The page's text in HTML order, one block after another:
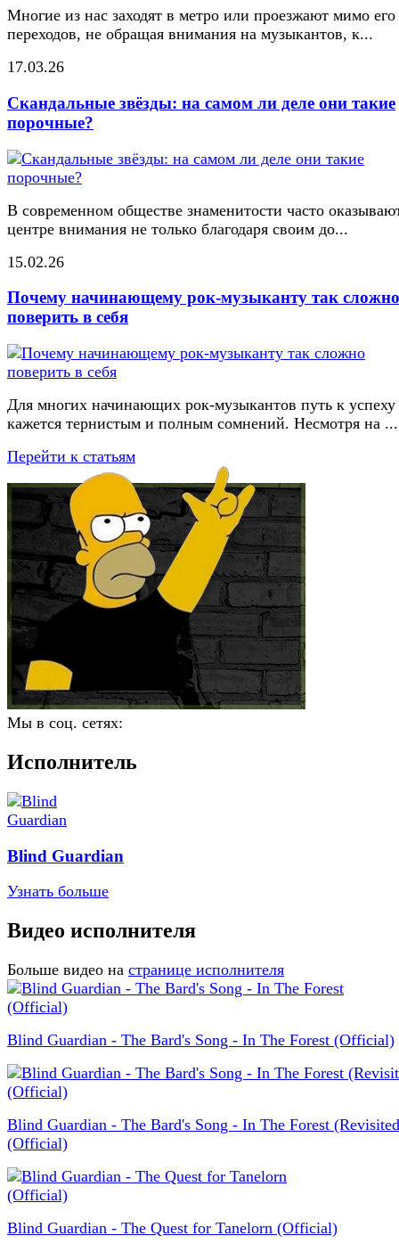
Многие из нас заходят в метро или проезжают мимо его
переходов, не обращая внимания на музыкантов, к...
17.03.26
Скандальные звёзды: на самом ли деле они такие
порочные?
В современном обществе знаменитости часто
центре внимания не только благодаря своим до...
15.02.26
Почему начинающему рок-музыканту так сложно
поверить в себя
Для многих начинающих рок-музыкантов путь к успеху
кажется тернистым и полным сомнений. Несмотря на ...
Перейти к статьям
Мы в соц. сетях:
Исполнитель
Blind Guardian
Узнать больше
Видео исполнителя
Больше видео на странице исполнителя
Blind Guardian - The Bard's Song - In The Forest (Official)
Blind Guardian - The Bard's Song - In The Forest
(Official)
Blind Guardian - The Quest for Tanelorn (Official)